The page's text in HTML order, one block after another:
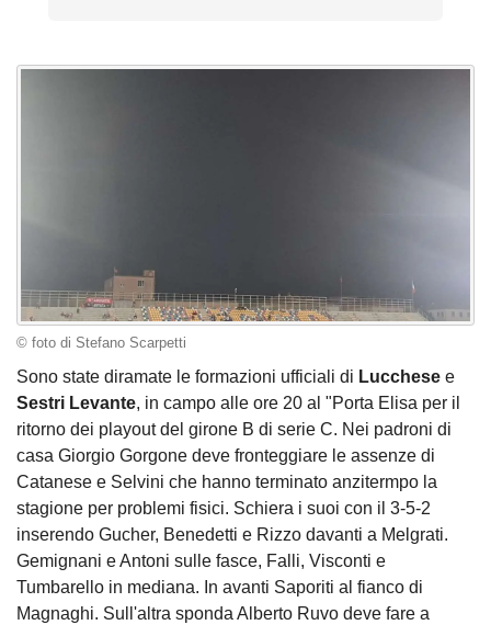
© foto di Stefano Scarpetti
Sono state diramate le formazioni ufficiali di Lucchese e
Sestri Levante, in campo alle ore 20 al "Porta Elisa per il
ritorno dei playout del girone B di serie C. Nei padroni di
casa Giorgio Gorgone deve fronteggiare le assenze di
Catanese e Selvini che hanno terminato anzitermpo la
stagione per problemi fisici. Schiera i suoi con il 3-5-2
inserendo Gucher, Benedetti e Rizzo davanti a Melgrati.
Gemignani e Antoni sulle fasce, Falli, Visconti e
Tumbarello in mediana. In avanti Saporiti al fianco di
Magnaghi. Sull'altra sponda Alberto Ruvo deve fare a